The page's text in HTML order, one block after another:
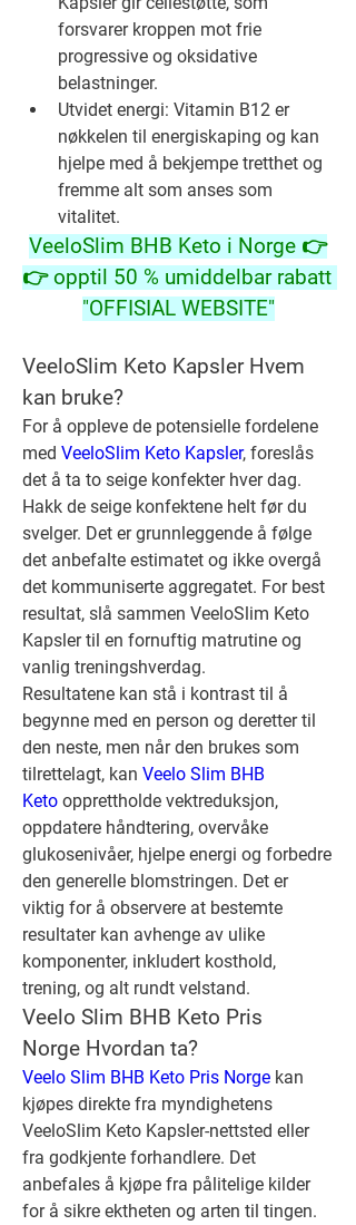
forsvarer kroppen mot frie
progressive og oksidative
belastninger.
Utvidet energi: Vitamin B12 er
nøkkelen til energiskaping og kan
hjelpe med å bekjempe tretthet og
fremme alt som anses som
vitalitet.
VeeloSlim BHB Keto i Norge 👉
👉 opptil 50 % umiddelbar rabatt
"OFFISIAL WEBSITE"
VeeloSlim Keto Kapsler Hvem
kan bruke?
For å oppleve de potensielle fordelene
med VeeloSlim Keto Kapsler, foreslås
det å ta to seige konfekter hver dag.
Hakk de seige konfektene helt før du
svelger. Det er grunnleggende å følge
det anbefalte estimatet og ikke overgå
det kommuniserte aggregatet. For best
resultat, slå sammen VeeloSlim Keto
Kapsler til en fornuftig matrutine og
vanlig treningshverdag.
Resultatene kan stå i kontrast til å
begynne med en person og deretter til
den neste, men når den brukes som
tilrettelagt, kan Veelo Slim BHB
Keto opprettholde vektreduksjon,
oppdatere håndtering, overvåke
glukosenivåer, hjelpe energi og forbedre
den generelle blomstringen. Det er
viktig for å observere at bestemte
resultater kan avhenge av ulike
komponenter, inkludert kosthold,
trening, og alt rundt velstand.
Veelo Slim BHB Keto Pris
Norge Hvordan ta?
Veelo Slim BHB Keto Pris Norge kan
kjøpes direkte fra myndighetens
VeeloSlim Keto Kapsler-nettsted eller
fra godkjente forhandlere. Det
anbefales å kjøpe fra pålitelige kilder
for å sikre ektheten og arten til tingen.